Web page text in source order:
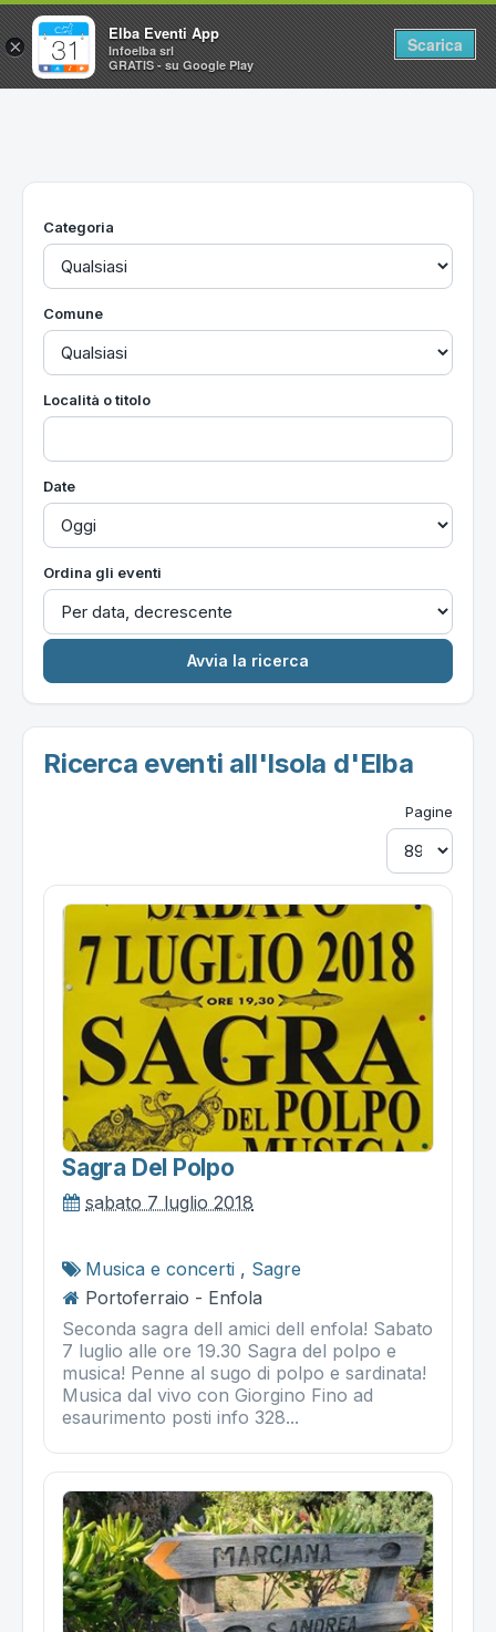
Home
Utilità
Categoria
Comune
Località o titolo
Date
Ordina gli eventi
Ricerca eventi all'Isola d'Elba
Pagine
Sagra Del Polpo
sabato 7 luglio 2018
Musica e concerti , Sagre
Portoferraio - Enfola
Seconda sagra dell amici dell enfola! Sabato
7 luglio alle ore 19.30 Sagra del polpo e
musica! Penne al sugo di polpo e sardinata!
Musica dal vivo con Giorgino Fino ad
esaurimento posti info 328...
×
Elba Eventi App
Infoelba srl
GRATIS - su Google Play
Scarica